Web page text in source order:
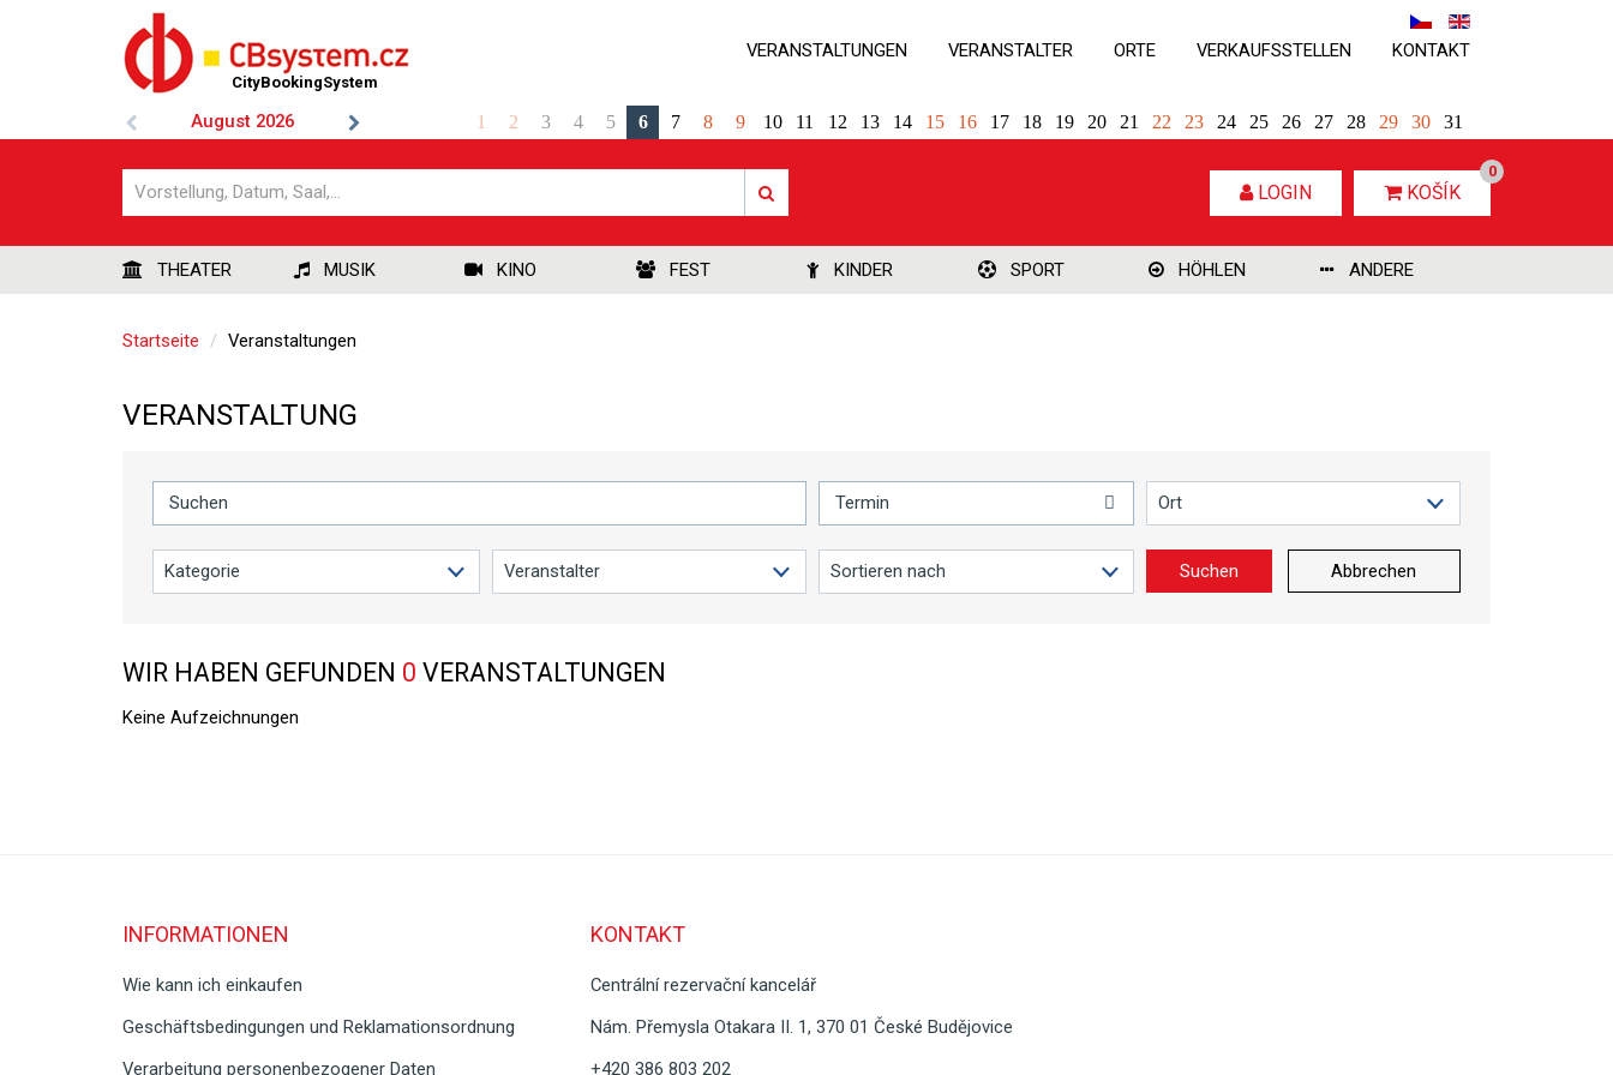
CityBookingSystem
VERANSTALTUNGEN VERANSTALTER ORTE VERKAUFSSTELLEN KONTAKT
LOGIN KOŠÍK
0
August 2026 1 2 3 4 5 6 7 8 9 10 11 12 13 14 15 16 17 18 19 20 21 22 23 24 25 26 27 28 29 30 31
THEATER MUSIK KINO FEST KINDER SPORT HÖHLEN ANDERE
Startseite Veranstaltungen
VERANSTALTUNG
Suchen Abbrechen
WIR HABEN GEFUNDEN 0 VERANSTALTUNGEN
Keine Aufzeichnungen
INFORMATIONEN
Wie kann ich einkaufen
Geschäftsbedingungen und Reklamationsordnung
Verarbeitung personenbezogener Daten
KONTAKT
Centrální rezervační kancelář
Nám. Přemysla Otakara II. 1, 370 01 České Budějovice
+420 386 803 202